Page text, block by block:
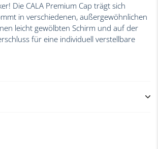
Die CALA Premium Cap trägt sich
in verschiedenen, außergewöhnlichen
leicht gewölbten Schirm und auf der
für eine individuell verstellbare